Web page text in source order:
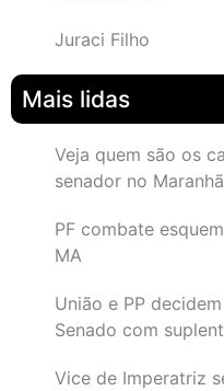
Juraci Filho
Mais lidas
Veja quem são os
senador no
PF combate
MA
União e PP
Senado com
Vice de Imperatriz